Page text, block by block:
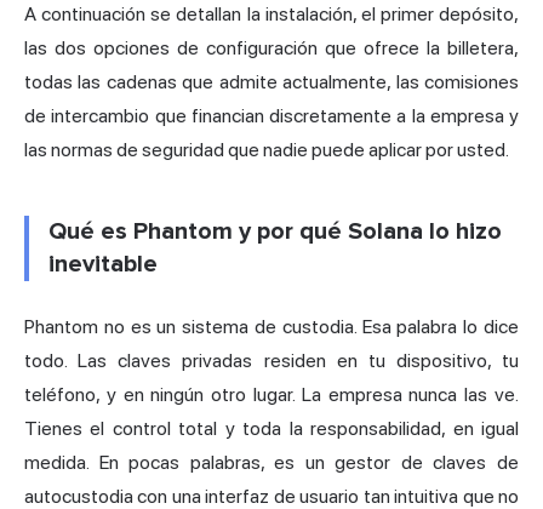
A continuación se detallan la instalación, el primer depósito,
las dos opciones de configuración que ofrece la billetera,
todas las cadenas que admite actualmente, las comisiones
de intercambio que financian discretamente a la empresa y
las normas de seguridad que nadie puede aplicar por usted.
Qué es Phantom y por qué Solana lo hizo
inevitable
Phantom no es un sistema de custodia. Esa palabra lo dice
todo. Las claves privadas residen en tu dispositivo, tu
teléfono, y en ningún otro lugar. La empresa nunca las ve.
Tienes el control total y toda la responsabilidad, en igual
medida. En pocas palabras, es un gestor de claves de
autocustodia con una interfaz de usuario tan intuitiva que no